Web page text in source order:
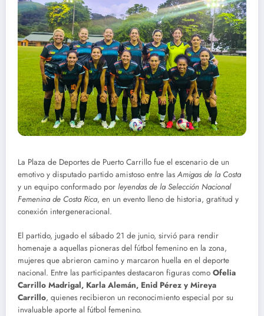
La Plaza de Deportes de Puerto Carrillo fue el escenario de un
emotivo y disputado partido amistoso entre las Amigas de la Costa
y un equipo conformado por leyendas de la Selección Nacional
Femenina de Costa Rica, en un evento lleno de historia, gratitud y
conexión intergeneracional.
El partido, jugado el sábado 21 de junio, sirvió para rendir
homenaje a aquellas pioneras del fútbol femenino en la zona,
mujeres que abrieron camino y marcaron huella en el deporte
nacional. Entre las participantes destacaron figuras como Ofelia
Carrillo Madrigal, Karla Alemán, Enid Pérez y Mireya
Carrillo, quienes recibieron un reconocimiento especial por su
invaluable aporte al fútbol femenino.